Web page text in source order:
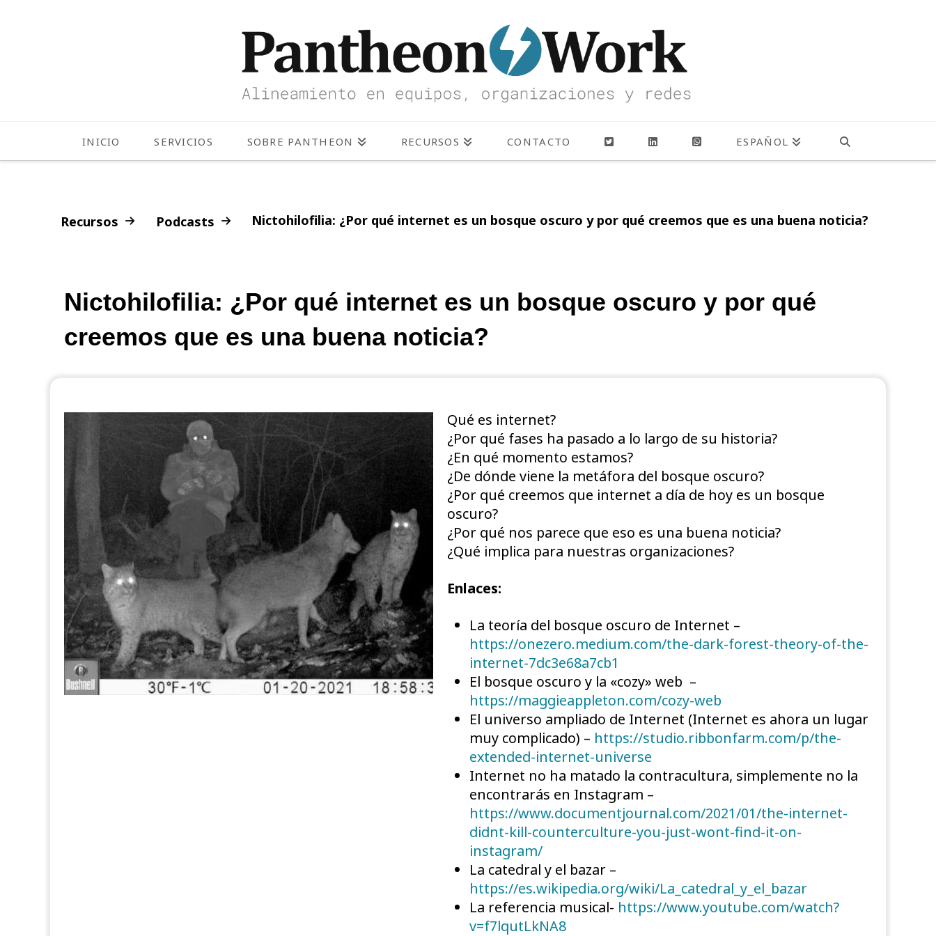
INICIO SERVICIOS SOBRE PANTHEON RECURSOS CONTACTO ESPAÑOL
Recursos Podcasts Nictohilofilia: ¿Por qué internet es un bosque oscuro y por qué creemos que es una buena noticia?
Nictohilofilia: ¿Por qué internet es un bosque oscuro y por qué
creemos que es una buena noticia?
Qué es internet?
¿Por qué fases ha pasado a lo largo de su historia?
¿En qué momento estamos?
¿De dónde viene la metáfora del bosque oscuro?
¿Por qué creemos que internet a día de hoy es un bosque
oscuro?
¿Por qué nos parece que eso es una buena noticia?
¿Qué implica para nuestras organizaciones?
Enlaces:
La teoría del bosque oscuro de Internet –
https://onezero.medium.com/the-dark-forest-theory-of-the-
internet-7dc3e68a7cb1
El bosque oscuro y la «cozy» web –
https://maggieappleton.com/cozy-web
El universo ampliado de Internet (Internet es ahora un lugar
muy complicado) – https://studio.ribbonfarm.com/p/the-
extended-internet-universe
Internet no ha matado la contracultura, simplemente no la
encontrarás en Instagram –
https://www.documentjournal.com/2021/01/the-internet-
didnt-kill-counterculture-you-just-wont-find-it-on-
instagram/
La catedral y el bazar –
https://es.wikipedia.org/wiki/La_catedral_y_el_bazar
La referencia musical- https://www.youtube.com/watch?
v=f7lqutLkNA8